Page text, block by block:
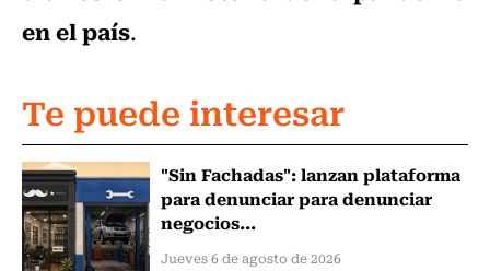
en el país.
Te puede interesar
"Sin Fachadas": lanzan plataforma
para denunciar para denunciar
negocios...
Jueves 6 de agosto de 2026